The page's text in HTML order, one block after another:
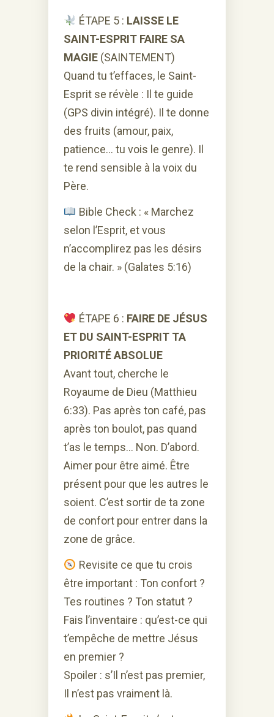
ÉTAPE 5 : LAISSE LE
SAINT-ESPRIT FAIRE SA
MAGIE (SAINTEMENT)
Quand tu t’effaces, le Saint-
Esprit se révèle : Il te guide
(GPS divin intégré). Il te donne
des fruits (amour, paix,
patience… tu vois le genre). Il
te rend sensible à la voix du
Père.
Bible Check : « Marchez
selon l’Esprit, et vous
n’accomplirez pas les désirs
de la chair. » (Galates 5:16)
ÉTAPE 6 : FAIRE DE JÉSUS
ET DU SAINT-ESPRIT TA
PRIORITÉ ABSOLUE
Avant tout, cherche le
Royaume de Dieu (Matthieu
6:33). Pas après ton café, pas
après ton boulot, pas quand
t’as le temps… Non. D’abord.
Aimer pour être aimé. Être
présent pour que les autres le
soient. C’est sortir de ta zone
de confort pour entrer dans la
zone de grâce.
Revisite ce que tu crois
être important : Ton confort ?
Tes routines ? Ton statut ?
Fais l’inventaire : qu’est-ce qui
t’empêche de mettre Jésus
en premier ?
Spoiler : s’Il n’est pas premier,
Il n’est pas vraiment là.